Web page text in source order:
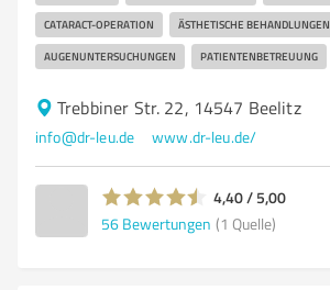
CATARACT-OPERATION ÄSTHETISCHE BEHANDLUNGEN
AUGENUNTERSUCHUNGEN PATIENTENBETREUUNG
Trebbiner Str. 22, 14547 Beelitz
info@dr-leu.de www.dr-leu.de/
4,40 / 5,00
56 Bewertungen (1 Quelle)